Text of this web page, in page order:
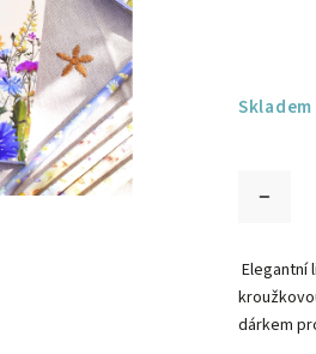
Skladem
Elegantní
dárkem